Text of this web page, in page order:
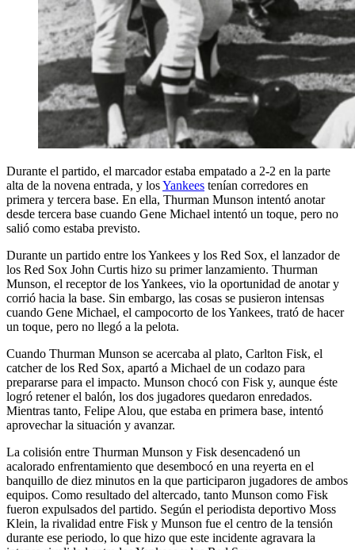
Durante el partido, el marcador estaba empatado a 2-2 en la parte
alta de la novena entrada, y losYankees tenían corredores en
primera y tercera base. En ella, Thurman Munson intentó anotar
desde tercera base cuando Gene Michael intentó un toque, pero no
salió como estaba previsto.
Durante un partido entre los Yankees y los Red Sox, el lanzador de
los Red Sox John Curtis hizo su primer lanzamiento. Thurman
Munson, el receptor de los Yankees, vio la oportunidad de anotar y
corrió hacia la base. Sin embargo, las cosas se pusieron intensas
cuando Gene Michael, el campocorto de los Yankees, trató de hacer
un toque, pero no llegó a la pelota.
Cuando Thurman Munson se acercaba al plato, Carlton Fisk, el
catcher de los Red Sox, apartó a Michael de un codazo para
prepararse para el impacto. Munson chocó con Fisk y, aunque éste
logró retener el balón, los dos jugadores quedaron enredados.
Mientras tanto, Felipe Alou, que estaba en primera base, intentó
aprovechar la situación y avanzar.
La colisión entre Thurman Munson y Fisk desencadenó un
acalorado enfrentamiento que desembocó en una reyerta en el
banquillo de diez minutos en la que participaron jugadores de ambos
equipos. Como resultado del altercado, tanto Munson como Fisk
fueron expulsados del partido. Según el periodista deportivo Moss
Klein, la rivalidad entre Fisk y Munson fue el centro de la tensión
durante ese periodo, lo que hizo que este incidente agravara la